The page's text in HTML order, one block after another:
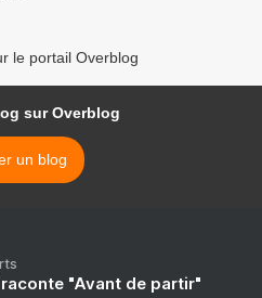
le portail Overblog
sur Overblog
un blog
"Avant de partir"